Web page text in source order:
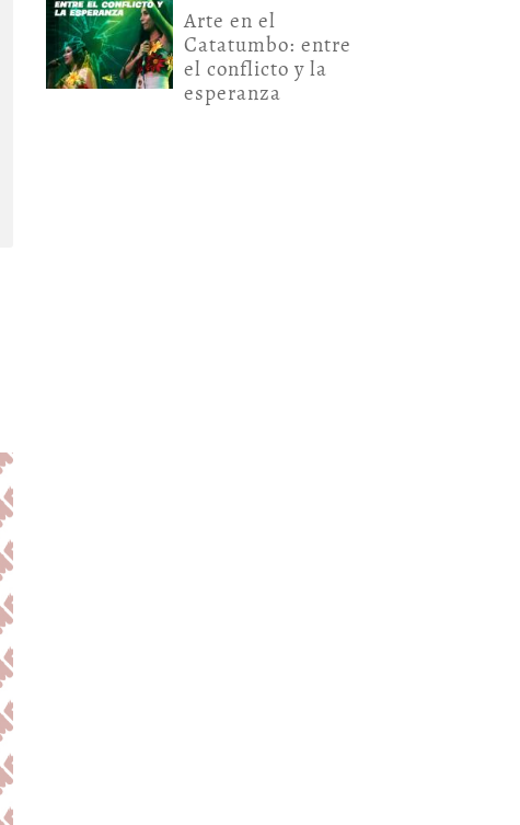
Arte en el
Catatumbo: entre
el conflicto y la
esperanza